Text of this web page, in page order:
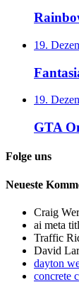
19.
19.
GTA
Folge uns
Neueste
Craig
ai meta
Traffic
David
dayton
concrete